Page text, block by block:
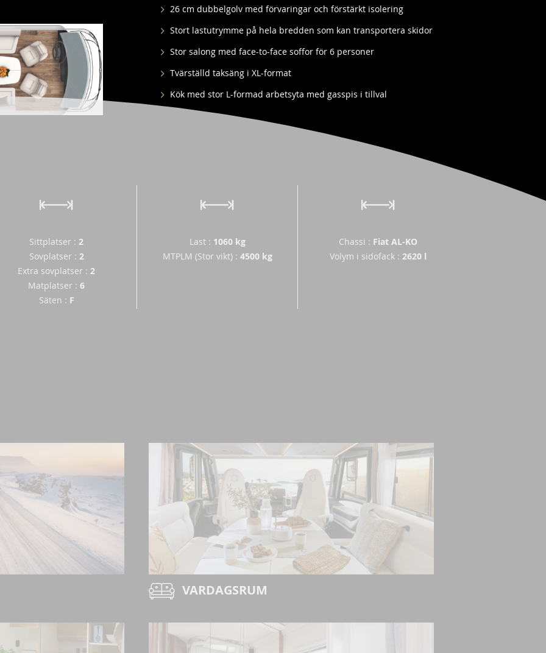
26 cm dubbelgolv med förvaringar och förstärkt isolering
Stort lastutrymme på hela bredden som kan transportera skidor
Stor salong med face-to-face soffor för 6 personer
Tvärställd taksäng i XL-format
Kök med stor L-formad arbetsyta med gasspis i tillval
Sittplatser : 2
Sovplatser: 2
Extra sovplatser : 2
Matplatser : 6
Säten : F
Last: 1060 kg
MTPLM (Stor vikt): 4500 kg
Chassi : Fiat AL-KO
Volym i sidofack : 2620 l
VARDAGSRUM